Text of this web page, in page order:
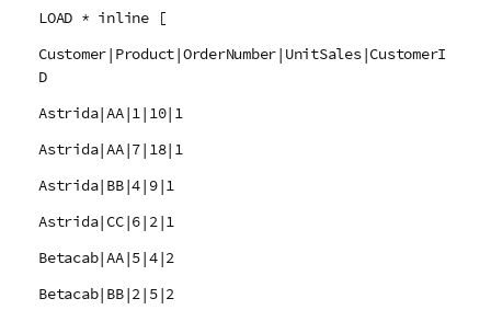
LOAD * inline [
Customer|Product|OrderNumber|UnitSales|CustomerI
D
Astrida|AA|1|10|1
Astrida|AA|7|18|1
Astrida|BB|4|9|1
Astrida|CC|6|2|1
Betacab|AA|5|4|2
Betacab|BB|2|5|2